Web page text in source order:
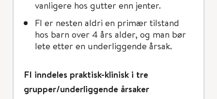
vanligere hos gutter enn jenter.
FI er nesten aldri en primær tilstand
hos barn over 4 års alder, og man bør
lete etter en underliggende årsak.
FI inndeles praktisk-klinisk i tre
grupper/underliggende årsaker